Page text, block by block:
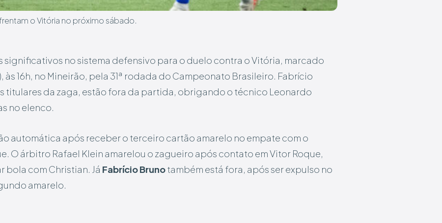
o Vitória no próximo sábado.
significativos no sistema defensivo para o duelo contra o Vitória, marcado
às 16h, no Mineirão, pela 31ª rodada do Campeonato Brasileiro. Fabrício
titulares da zaga, estão fora da partida, obrigando o técnico Leonardo
no elenco.
automática após receber o terceiro cartão amarelo no empate com o
O árbitro Rafael Klein amarelou o zagueiro após contato em Vitor Roque,
bola com Christian. Já Fabrício Brunotambém está fora, após ser expulso no
amarelo.